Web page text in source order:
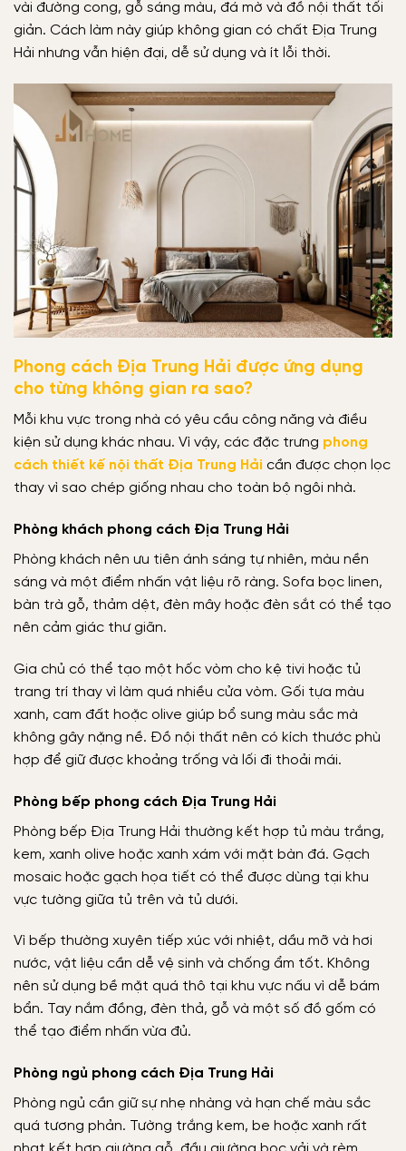
vài đường cong, gỗ sáng màu, đá mờ và đồ nội thất tối
giản. Cách làm này giúp không gian có chất Địa Trung
Hải nhưng vẫn hiện đại, dễ sử dụng và ít lỗi thời.
Phong cách Địa Trung Hải được ứng dụng
cho từng không gian ra sao?
Mỗi khu vực trong nhà có yêu cầu công năng và điều
kiện sử dụng khác nhau. Vì vậy, các đặc trưng phong
cách thiết kế nội thất Địa Trung Hải cần được chọn lọc
thay vì sao chép giống nhau cho toàn bộ ngôi nhà.
Phòng khách phong cách Địa Trung Hải
Phòng khách nên ưu tiên ánh sáng tự nhiên, màu nền
sáng và một điểm nhấn vật liệu rõ ràng. Sofa bọc linen,
bàn trà gỗ, thảm dệt, đèn mây hoặc đèn sắt có thể tạo
nên cảm giác thư giãn.
Gia chủ có thể tạo một hốc vòm cho kệ tivi hoặc tủ
trang trí thay vì làm quá nhiều cửa vòm. Gối tựa màu
xanh, cam đất hoặc olive giúp bổ sung màu sắc mà
không gây nặng nề. Đồ nội thất nên có kích thước phù
hợp để giữ được khoảng trống và lối đi thoải mái.
Phòng bếp phong cách Địa Trung Hải
Phòng bếp Địa Trung Hải thường kết hợp tủ màu trắng,
kem, xanh olive hoặc xanh xám với mặt bàn đá. Gạch
mosaic hoặc gạch họa tiết có thể được dùng tại khu
vực tường giữa tủ trên và tủ dưới.
Vì bếp thường xuyên tiếp xúc với nhiệt, dầu mỡ và hơi
nước, vật liệu cần dễ vệ sinh và chống ẩm tốt. Không
nên sử dụng bề mặt quá thô tại khu vực nấu vì dễ bám
bẩn. Tay nắm đồng, đèn thả, gỗ và một số đồ gốm có
thể tạo điểm nhấn vừa đủ.
Phòng ngủ phong cách Địa Trung Hải
Phòng ngủ cần giữ sự nhẹ nhàng và hạn chế màu sắc
quá tương phản. Tường trắng kem, be hoặc xanh rất